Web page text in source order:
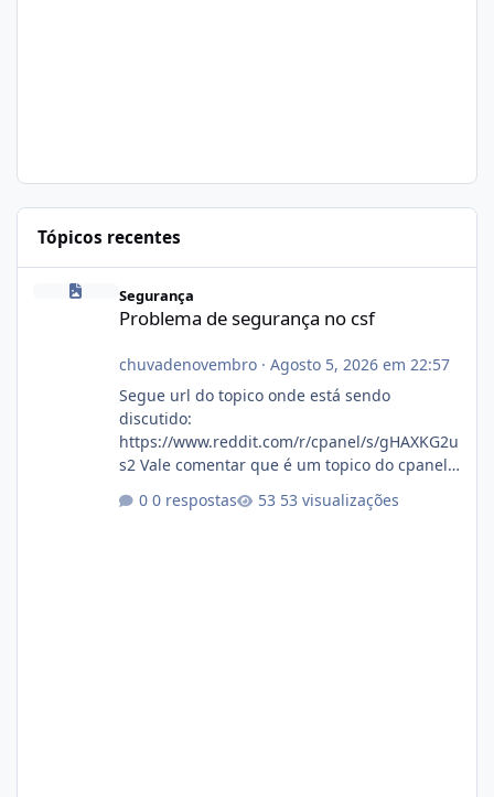
Tópicos recentes
Problema de segurança no csf
Segurança
Problema de segurança no csf
chuvadenovembro· Agosto 5, 2026 em 22:57
Segue url do topico onde está sendo
discutido:
https://www.reddit.com/r/cpanel/s/gHAXKG2u
s2 Vale comentar que é um topico do cpanel...
0 respostas 53 visualizações